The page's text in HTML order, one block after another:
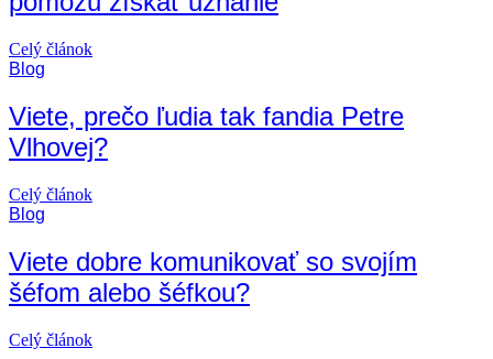
Celý článok
Blog
Viete, prečo ľudia tak fandia Petre
Vlhovej?
Celý článok
Blog
Viete dobre komunikovať so svojím
šéfom alebo šéfkou?
Celý článok